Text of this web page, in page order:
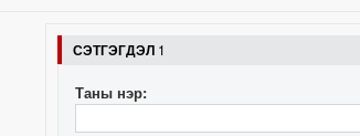
СЭТГЭГДЭЛ 1
Таны нэр: